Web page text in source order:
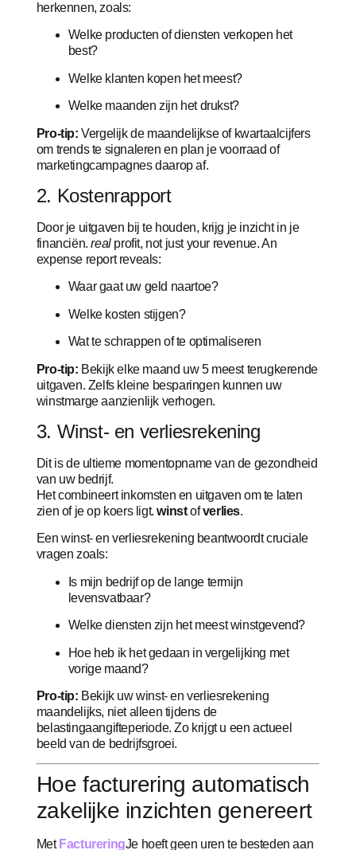
herkennen, zoals:
Welke producten of diensten verkopen het
best?
Welke klanten kopen het meest?
Welke maanden zijn het drukst?
Pro-tip: Vergelijk de maandelijkse of kwartaalcijfers
om trends te signaleren en plan je voorraad of
marketingcampagnes daarop af.
2. Kostenrapport
Door je uitgaven bij te houden, krijg je inzicht in je
financiën.realprofit, not just your revenue. An
expense report reveals:
Waar gaat uw geld naartoe?
Welke kosten stijgen?
Wat te schrappen of te optimaliseren
Pro-tip: Bekijk elke maand uw 5 meest terugkerende
uitgaven. Zelfs kleine besparingen kunnen uw
winstmarge aanzienlijk verhogen.
3. Winst- en verliesrekening
Dit is de ultieme momentopname van de gezondheid
van uw bedrijf.
Het combineert inkomsten en uitgaven om te laten
zien of je op koers ligt.winstofverlies.
Een winst- en verliesrekening beantwoordt cruciale
vragen zoals:
Is mijn bedrijf op de lange termijn
levensvatbaar?
Welke diensten zijn het meest winstgevend?
Hoe heb ik het gedaan in vergelijking met
vorige maand?
Pro-tip: Bekijk uw winst- en verliesrekening
maandelijks, niet alleen tijdens de
belastingaangifteperiode. Zo krijgt u een actueel
beeld van de bedrijfsgroei.
Hoe facturering automatisch
zakelijke inzichten genereert
Met FactureringJe hoeft geen uren te besteden aan